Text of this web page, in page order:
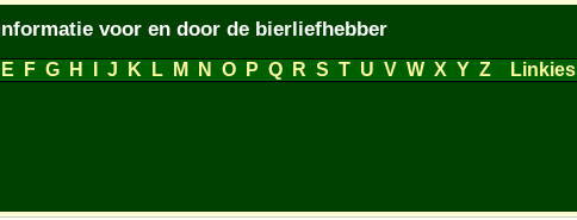
voor en door de bierliefhebber
E F G H J K L M N O P Q R S T U V W X Y Z Linkies